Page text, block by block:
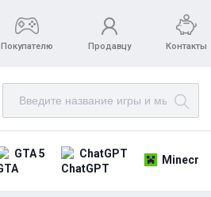
Покупателю Продавцу Контакты
GTA 5 ChatGPT